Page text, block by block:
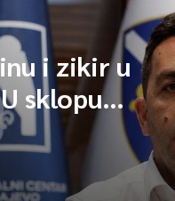
i zikir u
sklopu
BiH –
počast